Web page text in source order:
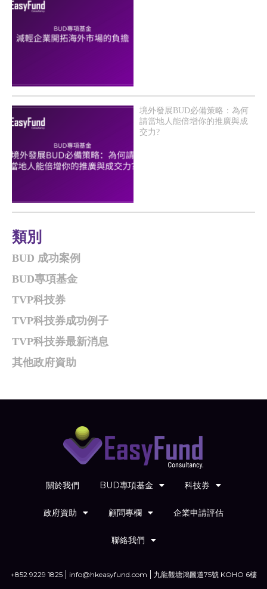
境外發展BUD必備策略：為何
請當地人能倍增你的推廣與成
交力?
類別
BUD 成功案例
BUD專項基金
TVP科技券
TVP科技券成功例子
TVP科技券最新消息
其他政府資助
關於我們 BUD專項基金 科技券
政府資助 顧問專欄 企業申請評估
聯絡我們
+852 9229 1825 info@hkeasyfund.com 九龍觀塘鴻圖道75號 KOHO 6樓